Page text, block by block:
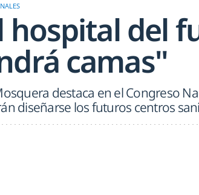
hospital del
camas"
destaca en el Congreso
diseñarse los futuros centros